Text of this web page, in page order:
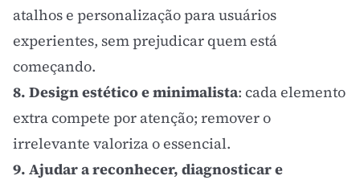
atalhos e personalização para usuários
experientes, sem prejudicar quem está
começando.
8. Design estético e minimalista: cada elemento
extra compete por atenção; remover o
irrelevante valoriza o essencial.
9. Ajudar a reconhecer, diagnosticar e